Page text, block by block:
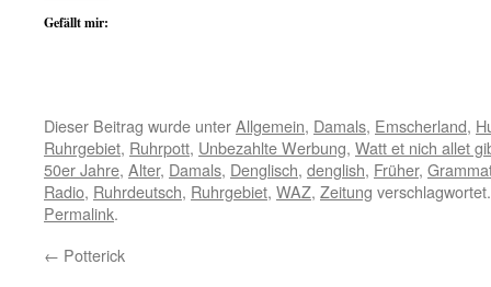
Gefällt mir:
Dieser Beitrag wurde unterAllgemein, Damals, Emscherland,
Ruhrgebiet, Ruhrpott, Unbezahlte Werbung, Watt et nich allet
50er Jahre, Alter, Damals, Denglisch, denglish, Früher,
Radio, Ruhrdeutsch, Ruhrgebiet, WAZ, Zeitung
Permalink.
← Potterick